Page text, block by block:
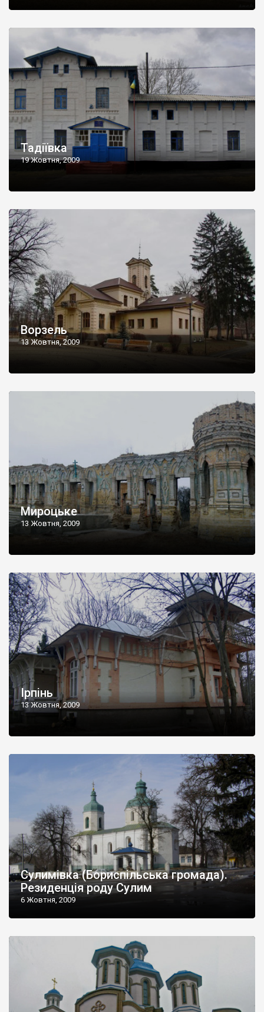
Тадіївка
19 Жовтня, 2009
Ворзель
13 Жовтня, 2009
Мироцьке
13 Жовтня, 2009
Ірпінь
13 Жовтня, 2009
Сулимівка (Бориспільська громада).
Резиденція роду Сулим
6 Жовтня, 2009